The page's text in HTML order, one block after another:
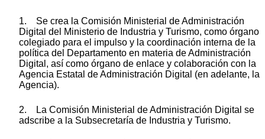
1. Se crea la Comisión Ministerial de Administración
Digital del Ministerio de Industria y Turismo, como órgano
colegiado para el impulso y la coordinación interna de la
política del Departamento en materia de Administración
Digital, así como órgano de enlace y colaboración con la
Agencia Estatal de Administración Digital (en adelante, la
Agencia).
2. La Comisión Ministerial de Administración Digital se
adscribe a la Subsecretaría de Industria y Turismo.